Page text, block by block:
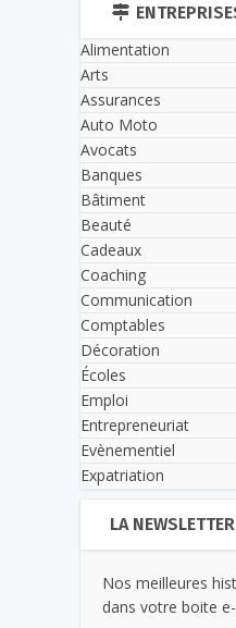
Alimentation
Arts
Assurances
Auto Moto
Avocats
Banques
Bâtiment
Beauté
Cadeaux
Coaching
Communication
Comptables
Décoration
Écoles
Emploi
Entrepreneuriat
Evènementiel
Expatriation
LA
Nos meilleures
dans votre boite